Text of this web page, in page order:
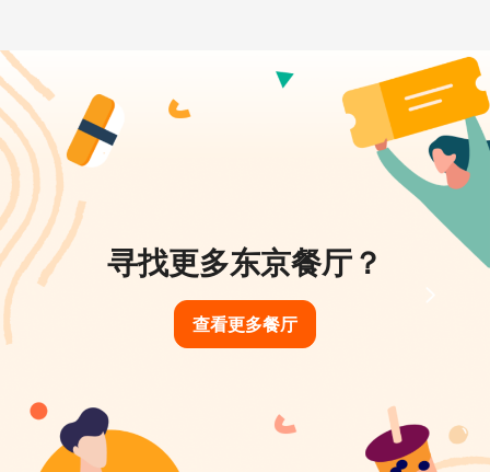
寻找更多东京餐厅？
查看更多餐厅